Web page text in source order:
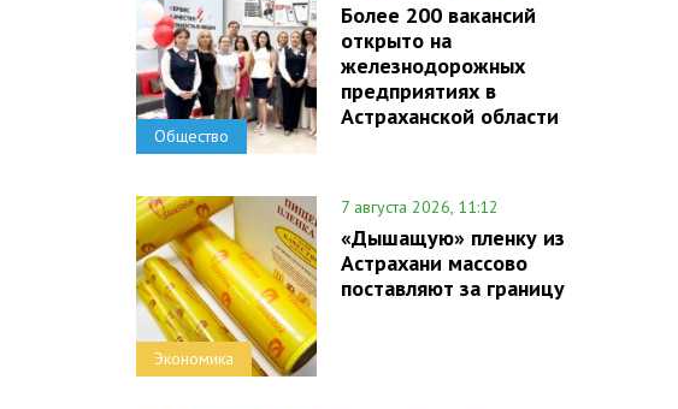
Общество
Более 200 вакансий
открыто на
железнодорожных
предприятиях в
Астраханской области
Экономика
7 августа 2026, 11:12
«Дышащую» пленку из
Астрахани массово
поставляют за границу